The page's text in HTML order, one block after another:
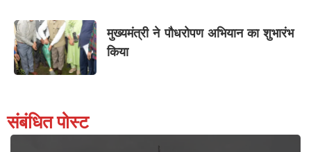
मुख्यमंत्री ने पौधरोपण अभियान का शुभारंभ
किया
संबंधित पोस्ट